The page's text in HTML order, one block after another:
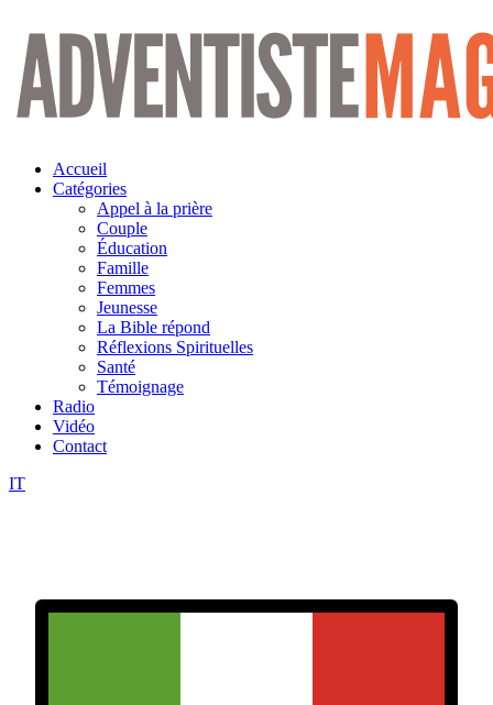
Aller
contenu
Accueil
Catégories
Appel à la prière
Couple
Éducation
Famille
Femmes
Jeunesse
La Bible répond
Réflexions Spirituelles
Santé
Témoignage
Radio
Vidéo
Contact
IT